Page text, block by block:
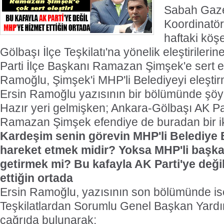
Sabah
haftaki
Gölbaşı İlçe Teşkilatı'na yönelik
Parti İlçe Başkanı Ramazan Şimşek'e sert
Ramoğlu, Şimşek'i MHP'li Belediyeyi
Ersin Ramoğlu yazısının bir bölümünde
Hazır yeri gelmişken; Ankara-Gölbaşı AK
Ramazan Şimşek efendiye de buradan bir
Kardeşim senin görevin MHP'li Belediye
hareket etmek midir? Yoksa MHP'li
getirmek mi? Bu kafayla AK Parti'ye
ettiğin ortada
Ersin Ramoğlu, yazısının son bölümünde
Teşkilatlardan Sorumlu Genel Başkan
çağrıda bulunarak;